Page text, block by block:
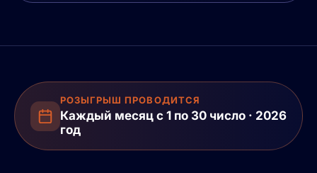
РОЗЫГРЫШ ПРОВОДИТСЯ
Каждый месяц с 1 по 30 число · 2026
год